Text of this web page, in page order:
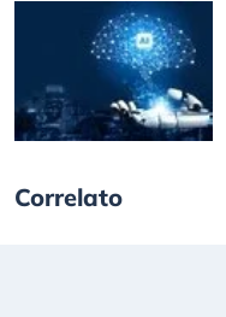
Correlato